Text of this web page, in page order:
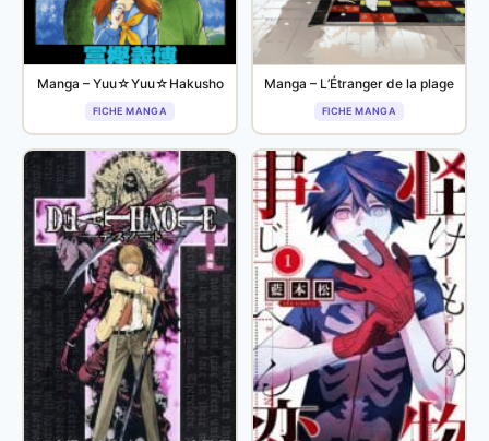
Manga – Yuu☆Yuu☆Hakusho
FICHE MANGA
Manga – L’Étranger de la plage
FICHE MANGA